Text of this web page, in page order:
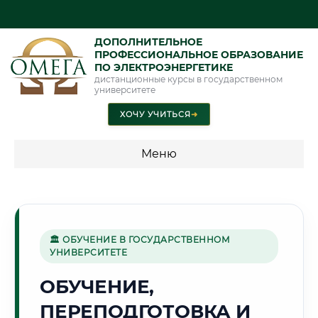
ДОПОЛНИТЕЛЬНОЕ
ПРОФЕССИОНАЛЬНОЕ ОБРАЗОВАНИЕ
ПО ЭЛЕКТРОЭНЕРГЕТИКЕ
дистанционные курсы в государственном
университете
ХОЧУ УЧИТЬСЯ➜
Меню
🌾
Г. БАРНАУЛ
🏛 ОБУЧЕНИЕ В ГОСУДАРСТВЕННОМ
УНИВЕРСИТЕТЕ
ОБУЧЕНИЕ,
ПЕРЕПОДГОТОВКА И